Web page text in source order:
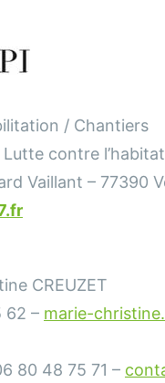
/ Chantiers
Lutte contre
Vaillant – 77390
CREUZET
62 – marie-
80 48 75 71 –